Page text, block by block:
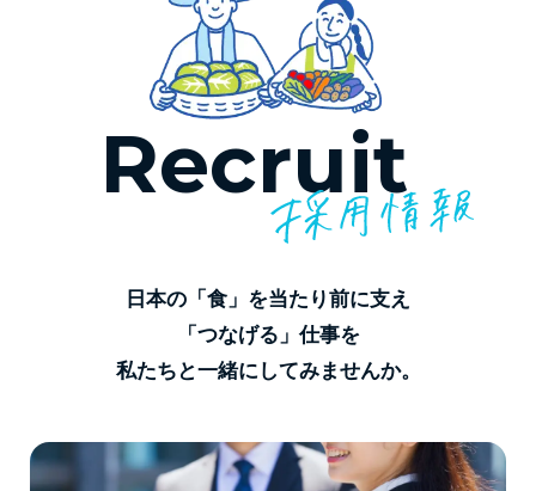
Recruit
日本の「食」を当たり前に支え
「つなげる」仕事を
私たちと一緒にしてみませんか。